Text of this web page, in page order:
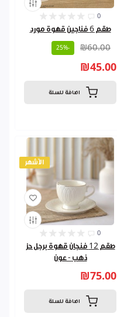
0
طقم 6 فناجين قهوة مورد
₪60.00
-25%
₪45.00
اضافة للسلة
الأشهر
0
طقم 12 فنجان قهوة برجل حز
ذهب - عون
₪75.00
اضافة للسلة